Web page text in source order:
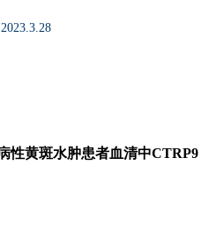
性黄斑水肿患者血清中CTRP9